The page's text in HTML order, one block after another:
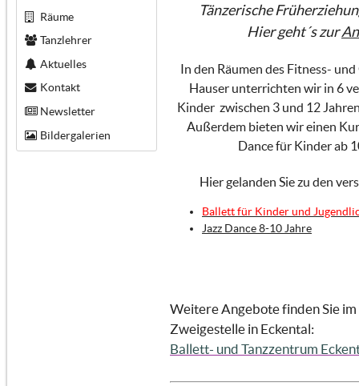
Räume
Tanzlehrer
Aktuelles
Kontakt
Newsletter
Bildergalerien
Tänzerische
Hier geht´s zur
In den Räumen des Fitness-
Hauser unterrichten wir in 6
Kinder zwischen 3 und 12
Außerdem bieten wir einen
Dance für Kinder ab
Hier gelanden Sie zu den
Ballett für Kinder und
Jazz Dance 8-10 Jahre
Weitere Angebote finden Sie
Zweigestelle in Eckental:
Ballett- und Tanzzentrum